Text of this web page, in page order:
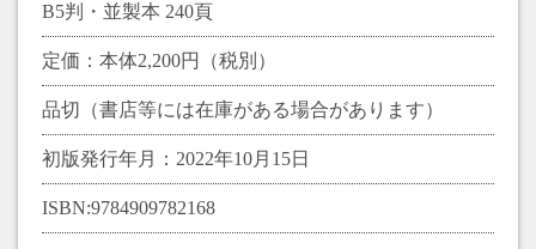
B5判・並製本 240頁
定価：本体2,200円（税別）
品切（書店等には在庫がある場合があります）
初版発行年月：2022年10月15日
ISBN:9784909782168